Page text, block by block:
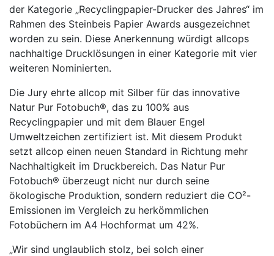
der Kategorie „Recyclingpapier-Drucker des Jahres“ im
Rahmen des Steinbeis Papier Awards ausgezeichnet
worden zu sein. Diese Anerkennung würdigt allcops
nachhaltige Drucklösungen in einer Kategorie mit vier
weiteren Nominierten.
Die Jury ehrte allcop mit Silber für das innovative
Natur Pur Fotobuch®, das zu 100% aus
Recyclingpapier und mit dem Blauer Engel
Umweltzeichen zertifiziert ist. Mit diesem Produkt
setzt allcop einen neuen Standard in Richtung mehr
Nachhaltigkeit im Druckbereich. Das Natur Pur
Fotobuch® überzeugt nicht nur durch seine
ökologische Produktion, sondern reduziert die CO²-
Emissionen im Vergleich zu herkömmlichen
Fotobüchern im A4 Hochformat um 42%.
„Wir sind unglaublich stolz, bei solch einer